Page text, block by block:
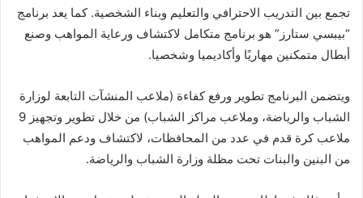
تجمع بين التدريب الاحترافي والتعليم وبناء الشخصية. كما يعد برنامج
“بيبسي ستارز” هو برنامج متكامل لاكتشاف ورعاية المواهب وصنع
أبطال متمكنين مهاريًا وأكاديميا وشخصيا.
ويتضمن البرنامج تطوير ورفع كفاءة (ملاعب المنشآت التابعة لوزارة
الشباب والرياضة، وملاعب مراكز الشباب) من خلال تطوير وتجهيز 9
ملاعب كرة قدم في عدد من المحافظات، لاكتشاف ودعم المواهب
من البنين والبنات تحت مظلة وزارة الشباب والرياضة.